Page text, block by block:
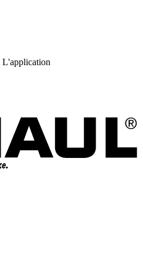
L'application